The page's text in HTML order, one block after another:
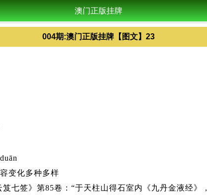
澳门正版挂牌
004期:澳门正版挂牌【图文】23
变化多种多样
笈七签》第85卷：“于天柱山得石室内《九丹金液经》